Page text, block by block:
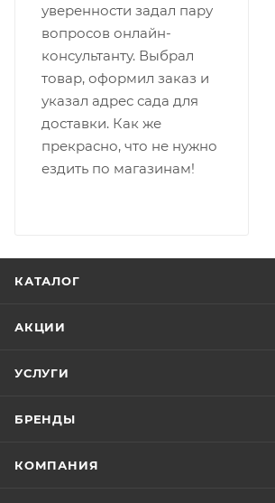
уверенности задал пару
вопросов онлайн-
консультанту. Выбрал
товар, оформил заказ и
указал адрес сада для
доставки. Как же
прекрасно, что не нужно
ездить по магазинам!
КАТАЛОГ
АКЦИИ
УСЛУГИ
БРЕНДЫ
КОМПАНИЯ